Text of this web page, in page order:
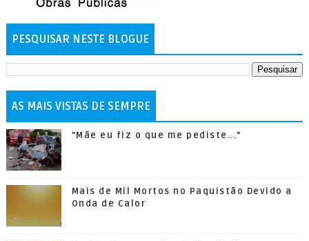
PESQUISAR NESTE BLOGUE
AS MAIS VISTAS DE SEMPRE
"Mãe eu fiz o que me pediste..."
Mais de Mil Mortos no Paquistão Devido a
Onda de Calor